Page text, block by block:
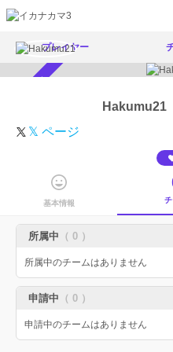
プレイヤー
Hakumu21
𝕏 ページ
基本情報
所属中 （ 0 ）
所属中のチームはありません
申請中 （ 0 ）
申請中のチームはありません